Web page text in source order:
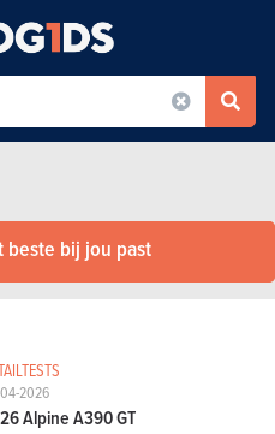
bij jou past
2026
Alpine A390 GT